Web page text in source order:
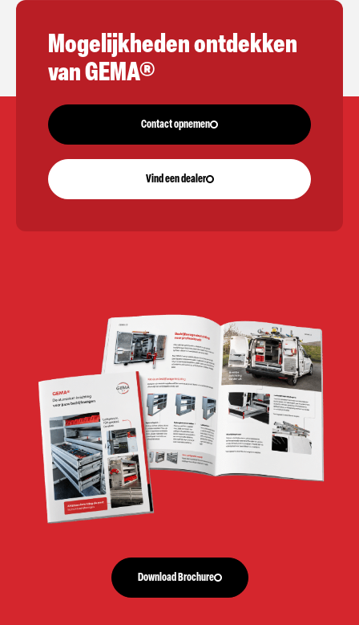
Mogelijkheden ontdekken
van GEMA®
Contact opnemen
Vind een dealer
Download Brochure